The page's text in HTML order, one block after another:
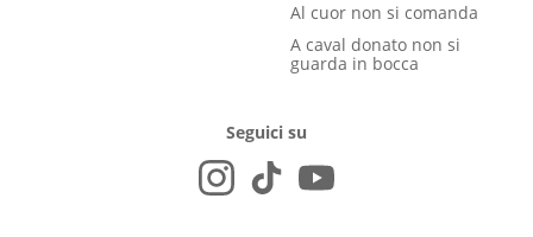
Al cuor non si comanda
A caval donato non si
guarda in bocca
Seguici su